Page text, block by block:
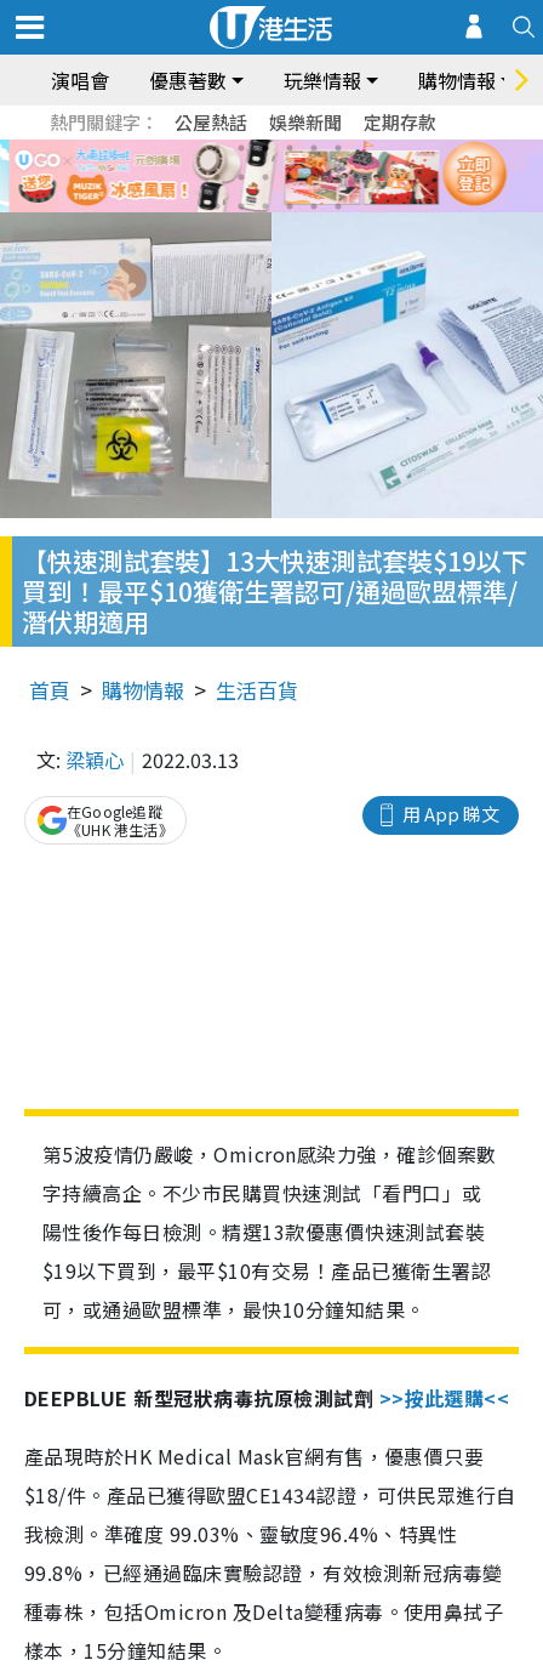
演唱會 優惠著數 玩樂情報 購物情報
熱門關鍵字： 公屋熱話 娛樂新聞 定期存款
【快速測試套裝】13大快速測試套裝$19以下
買到！最平$10獲衛生署認可/通過歐盟標準/
潛伏期適用
首頁 購物情報 生活百貨
文: 梁穎心 2022.03.13
用 App 睇文
在Google追蹤
《UHK 港生活》
第5波疫情仍嚴峻，Omicron感染力強，確診個案數
字持續高企。不少市民購買快速測試「看門口」或
陽性後作每日檢測。精選13款優惠價快速測試套裝
$19以下買到，最平$10有交易！產品已獲衛生署認
可，或通過歐盟標準，最快10分鐘知結果。
DEEPBLUE 新型冠狀病毒抗原檢測試劑 >>按此選購<<
產品現時於HK Medical Mask官網有售，優惠價只要
$18/件。產品已獲得歐盟CE1434認證，可供民眾進行自
我檢測。準確度 99.03%、靈敏度96.4%、特異性
99.8%，已經通過臨床實驗認證，有效檢測新冠病毒變
種毒株，包括Omicron 及Delta變種病毒。使用鼻拭子
樣本，15分鐘知結果。